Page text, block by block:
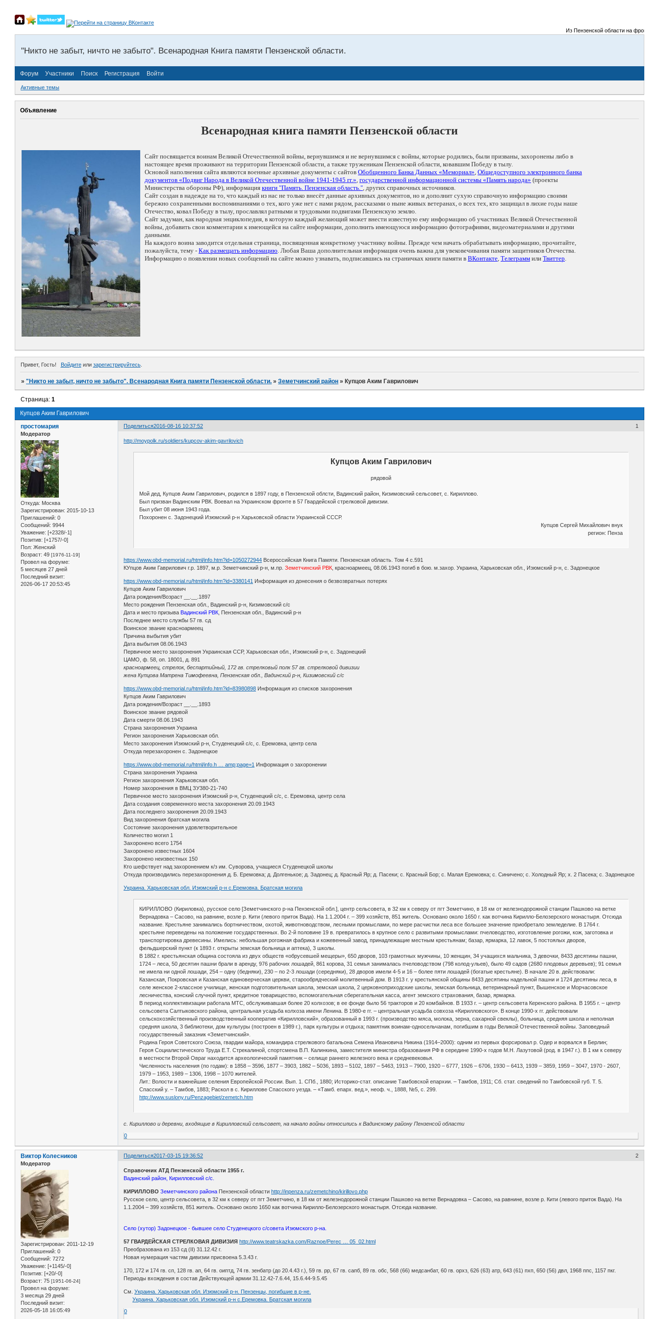
Из Пензенской области на фронты
"Никто не забыт, ничто не забыто". Всенародная Книга памяти Пензенской области.
Форум Участники Поиск Регистрация Войти
Активные темы
Объявление
Всенародная книга памяти Пензенской области
Сайт посвящается воинам Великой Отечественной войны, вернувшимся и не вернувшимся с войны, которые родились, были призваны, захоронены либо в
настоящее время проживают на территории Пензенской области, а также труженикам Пензенской области, ковавшим Победу в тылу.
Основой наполнения сайта являются военные архивные документы с сайтов Обобщенного Банка Данных «Мемориал», Общедоступного электронного банка
документов «Подвиг Народа в Великой Отечественной войне 1941-1945 гг.», государственной информационной системы «Память народа» (проекты
Министерства обороны РФ), информация книги "Память. Пензенская область.", других справочных источников.
Сайт создан в надежде на то, что каждый из нас не только внесёт данные архивных документов, но и дополнит сухую справочную информацию своими
бережно сохраненными воспоминаниями о тех, кого уже нет с нами рядом, рассказами о ныне живых ветеранах, о всех тех, кто защищал в лихие годы наше
Отечество, ковал Победу в тылу, прославлял ратными и трудовыми подвигами Пензенскую землю.
Сайт задуман, как народная энциклопедия, в которую каждый желающий может внести известную ему информацию об участниках Великой Отечественной
войны, добавить свои комментарии к имеющейся на сайте информации, дополнить имеющуюся информацию фотографиями, видеоматериалами и другими
данными.
На каждого воина заводится отдельная страница, посвященная конкретному участнику войны. Прежде чем начать обрабатывать информацию, прочитайте,
пожалуйста, тему - Как размещать информацию. Любая Ваша дополнительная информация очень важна для увековечивания памяти защитников Отечества.
Информацию о появлении новых сообщений на сайте можно узнавать, подписавшись на страничках книги памяти в ВКонтакте, Телеграмм или Твиттер.
Привет, Гость! Войдитеили зарегистрируйтесь.
»"Никто не забыт, ничто не забыто". Всенародная Книга памяти Пензенской области. »Земетчинский район » Купцов Аким Гаврилович
Купцов Аким Гаврилович
Страница:1
Поделиться 1
2016-08-16 10:37:52
простомария
Модератор
Откуда: Москва
Зарегистрирован: 2015-10-13
Приглашений: 0
Сообщений: 9944
Уважение: [+2328/-1]
Позитив: [+1757/-0]
Пол: Женский
Возраст: 49 [1976-11-19]
Провел на форуме:
5 месяцев 27 дней
Последний визит:
2026-06-17 20:53:45
http://moypolk.ru/soldiers/kupcov-akim-gavrilovich
Купцов Аким Гаврилович
рядовой
Мой дед, Купцов Аким Гаврилович, родился в 1897 году, в Пензенской облсти, Вадинский район, Кизимовский сельсовет, с. Кириллово.
Был призван Вадинским РВК. Воевал на Украинском фронте в 57 Гвардейской стрелковой дивизии.
Был убит 08 июня 1943 года.
Похоронен с. Задонецкий Изюмский р-н Харьковской области Украинской СССР.
Купцов Сергей Михайлович внук
регион: Пенза
https://www.obd-memorial.ru/html/info.htm?id=1050272944 Всероссийская Книга Памяти. Пензенская область. Том 4 с.591
КУпцов Аким Гаврилович г.р. 1897, м.р. Земетчинский р-н, м.пр.Земетчинский РВК , красноармеец, 08.06.1943 погиб в бою. м.захор. Украина, Харьковская обл., Изюмский р-н, с. Задонецкое
https://www.obd-memorial.ru/html/info.htm?id=3380141 Информация из донесения о безвозвратных потерях
Купцов Аким Гаврилович
Дата рождения/Возраст __.__.1897
Место рождения Пензенская обл., Вадинский р-н, Кизимовский с/с
Дата и место призыва Вадинский РВК , Пензенская обл., Вадинский р-н
Последнее место службы 57 гв. сд
Воинское звание красноармеец
Причина выбытия убит
Дата выбытия 08.06.1943
Первичное место захоронения Украинская ССР, Харьковская обл., Изюмский р-н, с. Задонецкий
ЦАМО, ф. 58, оп. 18001, д. 891
красноармеец, стрелок, беспартийный, 172 гв. стрелковый полк 57 гв. стрелковой дивизии
жена Купцова Матрена Тимофеевна, Пензенская обл., Вадинский р-н, Кизимовский с/с
https://www.obd-memorial.ru/html/info.htm?id=83980898 Информация из списков захоронения
Купцов Аким Гаврилович
Дата рождения/Возраст __.__.1893
Воинское звание рядовой
Дата смерти 08.06.1943
Страна захоронения Украина
Регион захоронения Харьковская обл.
Место захоронения Изюмский р-н, Студенецкий с/с, с. Еремовка, центр села
Откуда перезахоронен с. Задонецкое
https://www.obd-memorial.ru/html/info.h … amp;page=1 Информация о захоронении
Страна захоронения Украина
Регион захоронения Харьковская обл.
Номер захоронения в ВМЦ ЗУ380-21-740
Первичное место захоронения Изюмский р-н, Студенецкий с/с, с. Еремовка, центр села
Дата создания современного места захоронения 20.09.1943
Дата последнего захоронения 20.09.1943
Вид захоронения братская могила
Состояние захоронения удовлетворительное
Количество могил 1
Захоронено всего 1754
Захоронено известных 1604
Захоронено неизвестных 150
Кто шефствует над захоронением к/з им. Суворова, учащиеся Студенецкой школы
Откуда производились перезахоронения д. Б. Еремовка; д. Долгенькое; д. Задонец; д. Красный Яр; д. Пасеки; с. Красный Бор; с. Малая Еремовка; с. Синичено; с. Холодный Яр; х. 2 Пасека; с. Задонецкое
Украина. Харьковская обл. Изюмский р-н с.Еремовка. Братская могила
КИРИЛЛОВО (Кириловка), русское село [Земетчинского р-на Пензенской обл.], центр сельсовета, в 32 км к северу от пгт Земетчино, в 18 км от железнодорожной станции Пашково на ветке
Вернадовка – Сасово, на равнине, возле р. Кити (левого приток Вада). На 1.1.2004 г. – 399 хозяйств, 851 житель. Основано около 1650 г. как вотчина Кирилло-Белозерского монастыря. Отсюда
название. Крестьяне занимались бортничеством, охотой, животноводством, лесными промыслами, по мере расчистки леса все большее значение приобретало земледелие. В 1764 г.
крестьяне переведены на положение государственных. Во 2-й половине 19 в. превратилось в крупное село с развитыми промыслами: пчеловодство, изготовление рогожи, кож, заготовка и
транспортировка древесины. Имелись: небольшая рогожная фабрика и кожевенный завод, принадлежащие местным крестьянам; базар, ярмарка, 12 лавок, 5 постоялых дворов,
фельдшерский пункт (к 1893 г. открыты земская больница и аптека), 3 школы.
В 1882 г. крестьянская община состояла из двух обществ «обрусевшей мещеры», 650 дворов, 103 грамотных мужчины, 10 женщин, 34 учащихся мальчика, 3 девочки, 8433 десятины пашни,
1724 – леса, 50 десятин пашни брали в аренду, 976 рабочих лошадей, 861 корова, 31 семья занималась пчеловодством (798 колод-ульев), было 49 садов (2680 плодовых деревьев); 91 семья
не имела ни одной лошади, 254 – одну (бедняки), 230 – по 2-3 лошади (середняки), 28 дворов имели 4-5 и 16 – более пяти лошадей (богатые крестьяне). В начале 20 в. действовали:
Казанская, Покровская и Казанская единоверческая церкви, старообрядческий молитвенный дом. В 1913 г. у крестьянской общины 8433 десятины надельной пашни и 1724 десятины леса, в
селе женское 2-классное училище, женская подготовительная школа, земская школа, 2 церковноприходские школы, земская больница, ветеринарный пункт, Вышенское и Морчасовское
лесничества, конский случной пункт, кредитное товарищество, вспомогательная сберегательная касса, агент земского страхования, базар, ярмарка.
В период коллективизации работала МТС, обслуживавшая более 20 колхозов; в ее фонде было 56 тракторов и 20 комбайнов. В 1933 г. – центр сельсовета Керенского района. В 1955 г. – центр
сельсовета Салтыковского района, центральная усадьба колхоза имени Ленина. В 1980-е гг. – центральная усадьба совхоза «Кирилловского». В конце 1990-х гг. действовали
сельскохозяйственный производственный кооператив «Кирилловский», образованный в 1993 г. (производство мяса, молока, зерна, сахарной свеклы), больница, средняя школа и неполная
средняя школа, 3 библиотеки, дом культуры (построен в 1989 г.), парк культуры и отдыха; памятник воинам-односельчанам, погибшим в годы Великой Отечественной войны. Заповедный
государственный заказник «Земетчинский».
Родина Героя Советского Союза, гвардии майора, командира стрелкового батальона Семена Ивановича Никина (1914–2000): одним из первых форсировал р. Одер и ворвался в Берлин;
Героя Социалистического Труда Е.Т. Стрекалиной, спортсмена В.П. Калинкина, заместителя министра образования РФ в середине 1990-х годов М.Н. Лазутовой (род. в 1947 г.). В 1 км к северу
в местности Второй Овраг находится археологический памятник – селище раннего железного века и средневековья.
Численность населения (по годам): в 1858 – 3596, 1877 – 3903, 1882 – 5036, 1893 – 5102, 1897 – 5463, 1913 – 7900, 1920 – 6777, 1926 – 6706, 1930 – 6413, 1939 – 3859, 1959 – 3047, 1970 - 2607,
1979 – 1953, 1989 – 1306, 1998 – 1070 жителей.
Лит.: Волости и важнейшие селения Европейской России. Вып. 1. СПб., 1880; Историко-стат. описание Тамбовской епархии. – Тамбов, 1911; Сб. стат. сведений по Тамбовской губ. Т. 5.
Спасский у. – Тамбов, 1883; Раскол в с. Кириллове Спасского уезда. – «Тамб. епарх. вед.», неоф. ч., 1888, №5, с. 299.
http://www.suslony.ru/Penzagebiet/zemetch.htm
с. Кириллово и деревни, входящие в Кирилловский сельсовет, на начало войны относились к Вадинскому району Пензенсой области
0
Поделиться 2
2017-03-15 19:36:52
Виктор Колесников
Модератор
Зарегистрирован: 2011-12-19
Приглашений: 0
Сообщений: 7272
Уважение: [+1145/-0]
Позитив: [+20/-0]
Возраст: 75 [1951-06-24]
Провел на форуме:
3 месяца 29 дней
Последний визит:
2026-05-18 16:05:49
Справочник АТД Пензенской области 1955 г.
Вадинский район, Кирилловский с/с.
КИРИЛЛОВО Земетчинского района Пензенской областиhttp://inpenza.ru/zemetchino/kirillovo.php
Русское село, центр сельсовета, в 32 км к северу от пгт Земетчино, в 18 км от железнодорожной станции Пашково на ветке Вернадовка – Сасово, на равнине, возле р. Кити (левого приток Вада). На
1.1.2004 – 399 хозяйств, 851 житель. Основано около 1650 как вотчина Кирилло-Белозерского монастыря. Отсюда название.
Село (хутор) Задонецкое - бывшее село Студенецкого с/совета Изюмского р-на.
57 ГВАРДЕЙСКАЯ СТРЕЛКОВАЯ ДИВИЗИЯ http://www.teatrskazka.com/Raznoe/Perec … 05_02.html
Преобразована из 153 сд (II) 31.12.42 г.
Новая нумерация частям дивизии присвоена 5.3.43 г.
170, 172 и 174 гв. сп, 128 гв. ап, 64 гв. оиптд, 74 гв. зенбатр (до 20.4.43 г.), 59 гв. рр, 67 гв. сапб, 89 гв. обс, 568 (66) медсанбат, 60 гв. орхз, 626 (63) атр, 643 (61) пхп, 650 (56) двл, 1968 ппс, 1157 пкг.
Периоды вхождения в состав Действующей армии 31.12.42-7.6.44, 15.6.44-9.5.45
См.Украина. Харьковская обл. Изюмский р-н. Пензенцы, погибшие в р-не.
Украина. Харьковская обл. Изюмский р-н с.Еремовка. Братская могила
0